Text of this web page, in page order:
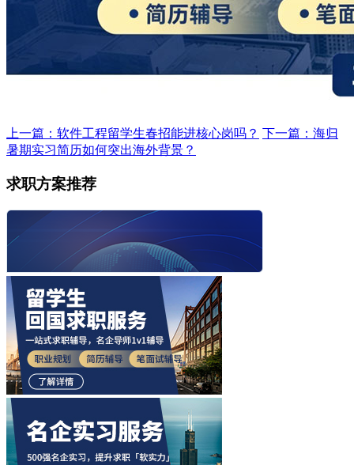
上一篇：软件工程留学生春招能进核心岗吗？ 下一篇：海归
暑期实习简历如何突出海外背景？
求职方案推荐